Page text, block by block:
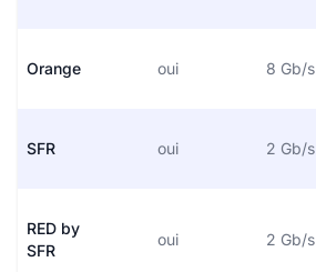
Orange oui 8 Gb/s
SFR oui 2 Gb/s
RED by
SFR
oui 2 Gb/s